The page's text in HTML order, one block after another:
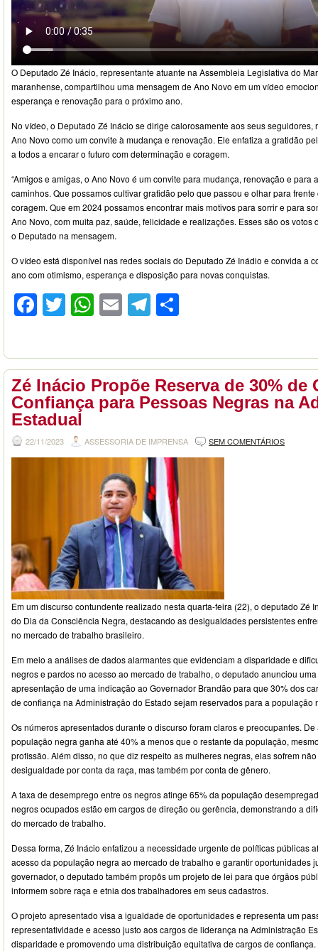
O Deputado Zé Inácio, representante atuante na Assembleia Legislativa do
maranhense, compartilhou uma mensagem de Ano Novo em um vídeo
esperança e renovação para o próximo ano.
No vídeo, o Deputado Zé Inácio se dirige calorosamente aos seus seguidores,
Ano Novo como um convite à mudança e renovação. Ele enfatiza a gratidão
a todos a encarar o futuro com determinação e coragem.
“Amigos e amigas, o Ano Novo é um convite para mudança, renovação e para
caminhos. Que possamos cultivar gratidão pelo que passou e olhar para
coragem. Que em 2024 possamos encontrar mais motivos para sorrir e para
Ano Novo, com muita paz, saúde, felicidade e realizações. Esses são os votos
o Deputado na mensagem.
O vídeo está disponível nas redes sociais do Deputado Zé Inádio e convida a
ano com otimismo, esperança e disposição para novas conquistas.
Facebook
Twitter
WhatsApp
EmailTelegram
Zé Inácio Propõe Reserva de 30% de
Confiança para Pessoas Negras na
Estadual
22/11/2023 ASSESSORIA DE IMPRENSA SEM COMENTÁRIOS
Em um discurso contundente realizado nesta quarta-feira (22), o deputado Zé
do Dia da Consciência Negra, destacando as desigualdades persistentes
no mercado de trabalho brasileiro.
Em meio a análises de dados alarmantes que evidenciam a disparidade e
negros e pardos no acesso ao mercado de trabalho, o deputado anunciou
apresentação de uma indicação ao Governador Brandão para que 30% dos
de confiança na Administração do Estado sejam reservados para a população
Os números apresentados durante o discurso foram claros e preocupantes.
população negra ganha até 40% a menos que o restante da população,
profissão. Além disso, no que diz respeito as mulheres negras, elas sofrem
desigualdade por conta da raça, mas também por conta de gênero.
A taxa de desemprego entre os negros atinge 65% da população
negros ocupados estão em cargos de direção ou gerência, demonstrando a
do mercado de trabalho.
Dessa forma, Zé Inácio enfatizou a necessidade urgente de políticas públicas
acesso da população negra ao mercado de trabalho e garantir oportunidades
governador, o deputado também propôs um projeto de lei para que órgãos
informem sobre raça e etnia dos trabalhadores em seus cadastros.
O projeto apresentado visa a igualdade de oportunidades e representa um
representatividade e acesso justo aos cargos de liderança na Administração
disparidade e promovendo uma distribuição equitativa de cargos de confiança.